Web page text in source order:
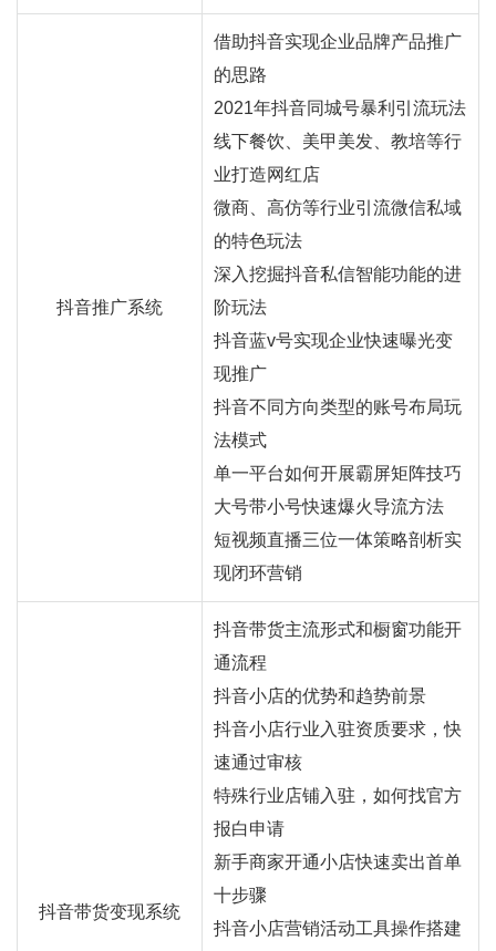
抖音推广系统
借助抖音实现企业品牌产品推广
的思路
2021年抖音同城号暴利引流玩法
线下餐饮、美甲美发、教培等行
业打造网红店
微商、高仿等行业引流微信私域
的特色玩法
深入挖掘抖音私信智能功能的进
阶玩法
抖音蓝v号实现企业快速曝光变
现推广
抖音不同方向类型的账号布局玩
法模式
单一平台如何开展霸屏矩阵技巧
大号带小号快速爆火导流方法
短视频直播三位一体策略剖析实
现闭环营销
抖音带货变现系统
抖音带货主流形式和橱窗功能开
通流程
抖音小店的优势和趋势前景
抖音小店行业入驻资质要求，快
速通过审核
特殊行业店铺入驻，如何找官方
报白申请
新手商家开通小店快速卖出首单
十步骤
抖音小店营销活动工具操作搭建